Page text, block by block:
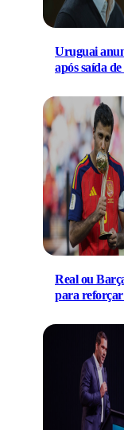
Uruguai
após saída
Real ou
para reforçar